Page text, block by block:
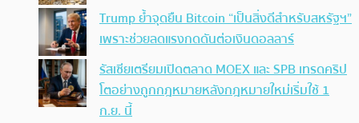
Trump ย้ำจุดยืน Bitcoin “เป็นสิ่งดีสำหรับสหรัฐฯ”
เพราะช่วยลดแรงกดดันต่อเงินดอลลาร์
รัสเซียเตรียมเปิดตลาด MOEX และ SPB เทรดคริป
โตอย่างถูกกฎหมายหลังกฎหมายใหม่เริ่มใช้ 1
ก.ย. นี้